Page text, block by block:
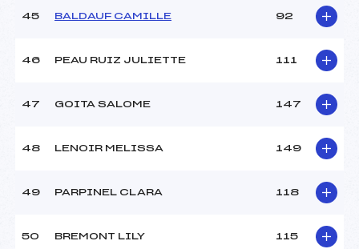
45 BALDAUF CAMILLE 92
46 PEAU RUIZ JULIETTE 111
47 GOITA SALOME 147
48 LENOIR MELISSA 149
49 PARPINEL CLARA 118
50 BREMONT LILY 115